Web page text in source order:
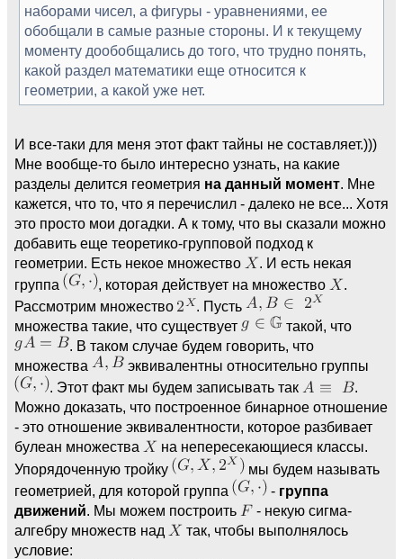
наборами чисел, а фигуры - уравнениями, ее
обобщали в самые разные стороны. И к текущему
моменту дообобщались до того, что трудно понять,
какой раздел математики еще относится к
геометрии, а какой уже нет.
И все-таки для меня этот факт тайны не составляет.)))
Мне вообще-то было интересно узнать, на какие
разделы делится геометрия на данный момент. Мне
кажется, что то, что я перечислил - далеко не все... Хотя
это просто мои догадки. А к тому, что вы сказали можно
добавить еще теоретико-групповой подход к
геометрии. Есть некое множество
. И есть некая
группа
, которая действует на множество
.
Рассмотрим множество
. Пусть
множества такие, что существует
такой, что
. В таком случае будем говорить, что
множества
эквивалентны относительно группы
. Этот факт мы будем записывать так
.
Можно доказать, что построенное бинарное отношение
- это отношение эквивалентности, которое разбивает
булеан множества
на непересекающиеся классы.
Упорядоченную тройку
мы будем называть
геометрией, для которой группа
- группа
движений. Мы можем построить
- некую сигма-
алгебру множеств над
так, чтобы выполнялось
условие: